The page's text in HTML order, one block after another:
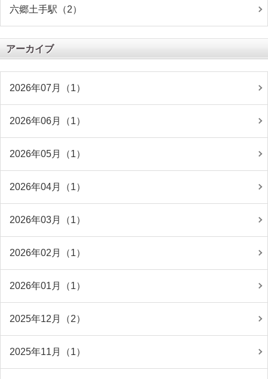
六郷土手駅（2）
アーカイブ
2026年07月（1）
2026年06月（1）
2026年05月（1）
2026年04月（1）
2026年03月（1）
2026年02月（1）
2026年01月（1）
2025年12月（2）
2025年11月（1）